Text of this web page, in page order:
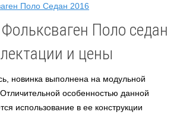
Поло Седан 2016
Поло седан
и цены
новинка выполнена на модульной
особенностью данной
использование в ее конструкции